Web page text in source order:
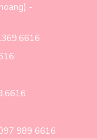
-
989 6616